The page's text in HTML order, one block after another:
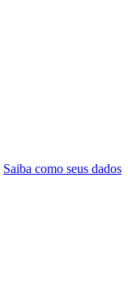
Saiba como seus dados